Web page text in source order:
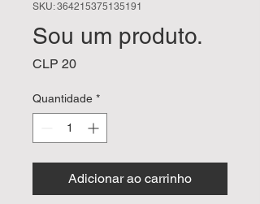
SKU: 364215375135191
Sou um produto.
CLP 20Preço
Quantidade *
Adicionar ao carrinho